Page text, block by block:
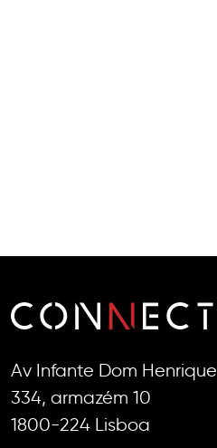
Av Infante Dom Henrique
334, armazém 10
1800-224 Lisboa